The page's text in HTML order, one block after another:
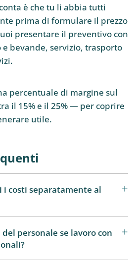
è che tu li abbia tutti
prima di formulare il prezzo
presentare il preventivo con
e bevande, servizio, trasporto
percentuale di margine sul
il 15% e il 25% — per coprire
utile.
costi separatamente al
del personale se lavoro con